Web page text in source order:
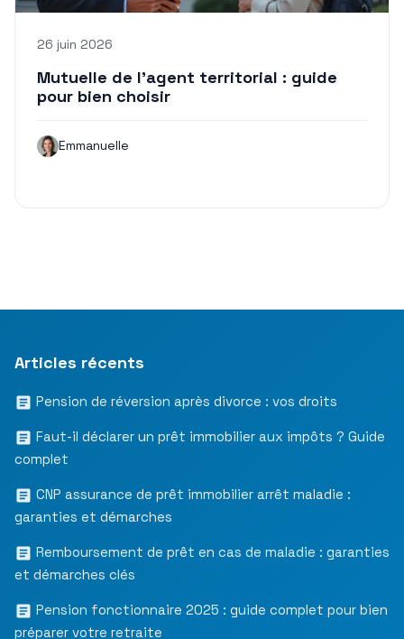
26 juin 2026
Mutuelle de l’agent territorial : guide
pour bien choisir
Emmanuelle
Articles récents
Pension de réversion après divorce : vos droits
Faut-il déclarer un prêt immobilier aux impôts ? Guide
complet
CNP assurance de prêt immobilier arrêt maladie :
garanties et démarches
Remboursement de prêt en cas de maladie : garanties
et démarches clés
Pension fonctionnaire 2025 : guide complet pour bien
préparer votre retraite